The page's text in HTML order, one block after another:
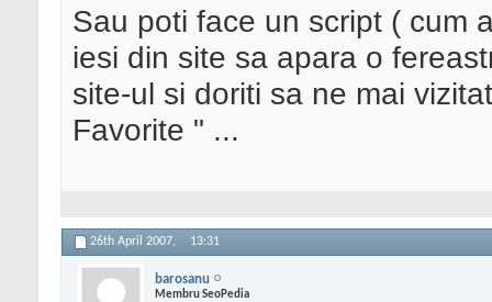
Sau poti face un script ( cum
iesi din site sa apara o
site-ul si doriti sa ne mai
Favorite " ...
26th April 2007, 13:31
barosanu
Membru SeoPedia